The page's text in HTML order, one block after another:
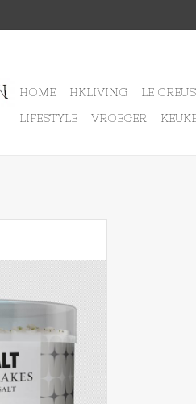
HOME HKLIVING LE
LIFESTYLE
VROEGER